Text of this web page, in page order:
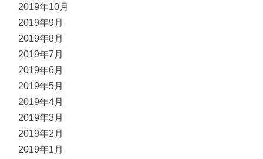
2019年10月
2019年9月
2019年8月
2019年7月
2019年6月
2019年5月
2019年4月
2019年3月
2019年2月
2019年1月